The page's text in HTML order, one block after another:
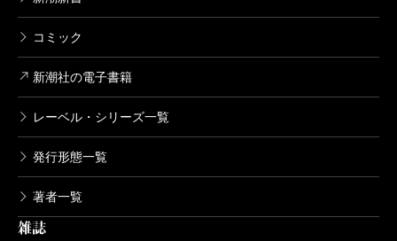
コミック
新潮社の電子書籍
レーベル・シリーズ一覧
発行形態一覧
著者一覧
雑誌